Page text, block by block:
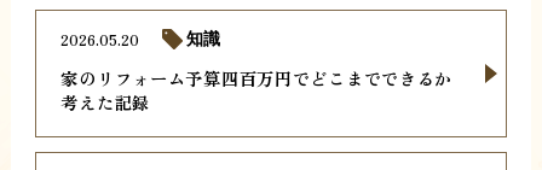
家のリフォーム予算四百万円でどこまでできるか
考えた記録
2026.05.20 知識